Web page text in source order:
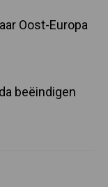
Oost-Europa
beëindigen